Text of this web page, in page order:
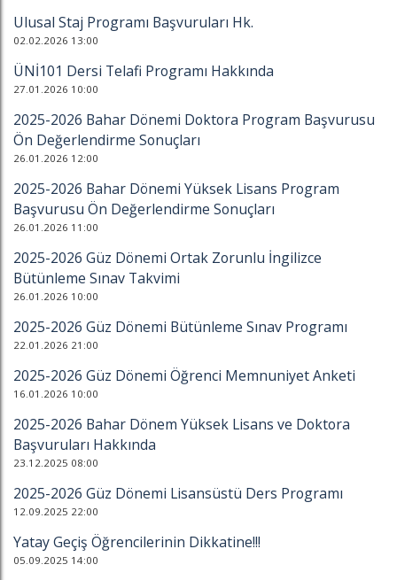
Ulusal Staj Programı Başvuruları Hk.
02.02.2026 13:00
ÜNİ101 Dersi Telafi Programı Hakkında
27.01.2026 10:00
2025-2026 Bahar Dönemi Doktora Program Başvurusu
Ön Değerlendirme Sonuçları
26.01.2026 12:00
2025-2026 Bahar Dönemi Yüksek Lisans Program
Başvurusu Ön Değerlendirme Sonuçları
26.01.2026 11:00
2025-2026 Güz Dönemi Ortak Zorunlu İngilizce
Bütünleme Sınav Takvimi
26.01.2026 10:00
2025-2026 Güz Dönemi Bütünleme Sınav Programı
22.01.2026 21:00
2025-2026 Güz Dönemi Öğrenci Memnuniyet Anketi
16.01.2026 10:00
2025-2026 Bahar Dönem Yüksek Lisans ve Doktora
Başvuruları Hakkında
23.12.2025 08:00
2025-2026 Güz Dönemi Lisansüstü Ders Programı
12.09.2025 22:00
Yatay Geçiş Öğrencilerinin Dikkatine!!!
05.09.2025 14:00